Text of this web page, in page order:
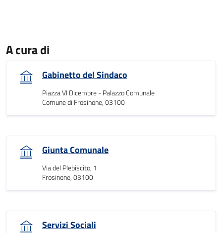
A cura di
Gabinetto del Sindaco
Piazza VI Dicembre - Palazzo Comunale
Comune di Frosinone, 03100
Giunta Comunale
Via del Plebiscito, 1
Frosinone, 03100
Servizi Sociali